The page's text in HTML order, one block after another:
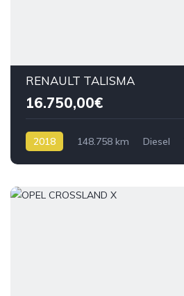
RENAULT TALISMA
16.750,00€
2018 148.758 km Diesel